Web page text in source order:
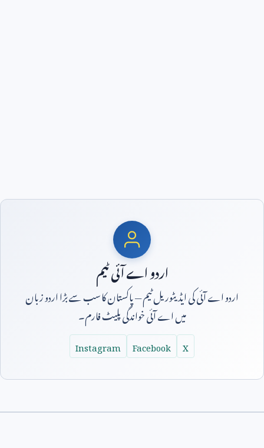
اردو اے آئی ٹیم
اردو اے آئی کی ایڈیٹوریل ٹیم — پاکستان کا سب سے بڑا اردو زبان
میں اے آئی خواندگی پلیٹ فارم۔
X
Facebook
Instagram